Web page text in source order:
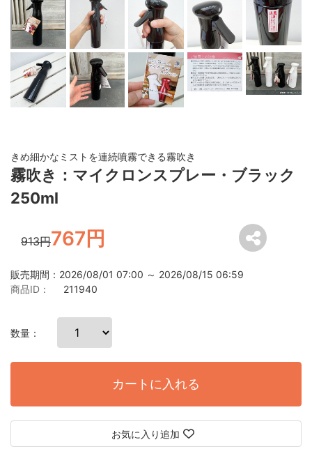
きめ細かなミストを連続噴霧できる霧吹き
霧吹き：マイクロンスプレー・ブラック
250ml
913円767円
販売期間：2026/08/01 07:00 ～ 2026/08/15 06:59
商品ID：
211940
数量：
カートに入れる
お気に入り追加